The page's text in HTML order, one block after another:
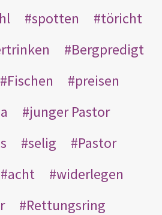
spotten
töricht
Bergpredigt
Fischen
preisen
junger Pastor
selig
Pastor
acht
widerlegen
Rettungsring